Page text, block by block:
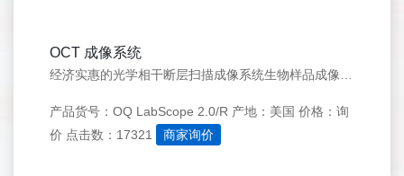
OCT 成像系统
产品货号：OQ LabScope 2.0/R 产地：美国 价格：询
价 点击数：17321 商家询价